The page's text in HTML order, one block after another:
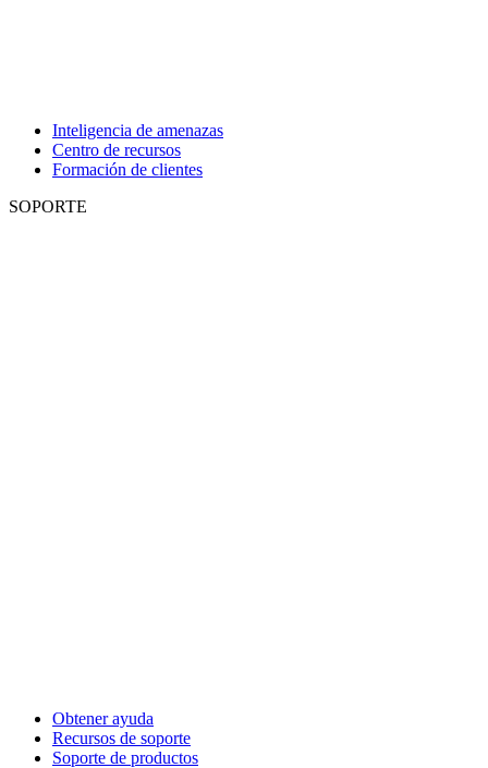
Inteligencia de amenazas
Centro de recursos
Formación de clientes
SOPORTE
Obtener ayuda
Recursos de soporte
Soporte de productos